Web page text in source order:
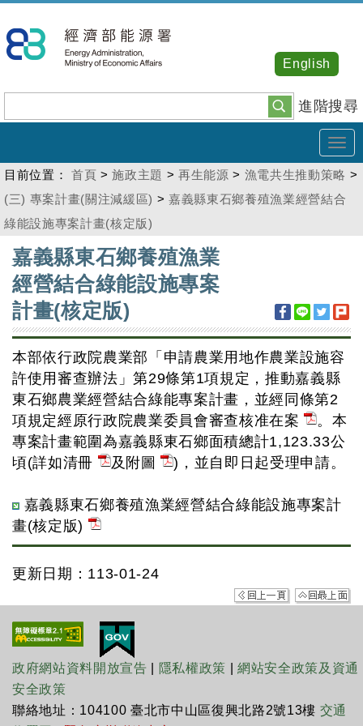
到
主
內
容
進階搜尋
English
目前位置： 首頁 >施政主題 >再生能源 > 漁電共生推動策略 >
(三) 專案計畫(關注減緩區) >嘉義縣東石鄉養殖漁業經營結合
綠能設施專案計畫(核定版)
:::
嘉義縣東石鄉養殖漁業
經營結合綠能設施專案
計畫(核定版)
本部依行政院農業部「申請農業用地作農業設施容
許使用審查辦法」第29條第1項規定，推動嘉義縣
東石鄉農業經營結合綠能專案計畫，並經同條第2
項規定經原行政院農業委員會審查核准在案
。本
專案計畫範圍為嘉義縣東石鄉面積總計1,123.33公
頃(詳如清冊
及附圖 )，並自即日起受理申請。
嘉義縣東石鄉養殖漁業經營結合綠能設施專案計
畫(核定版)
更新日期：113-01-24
政府網站資料開放宣告 隱私權政策 |網站安全政策及資通
安全政策
聯絡地址：104100 臺北市中山區復興北路2號13樓 交通